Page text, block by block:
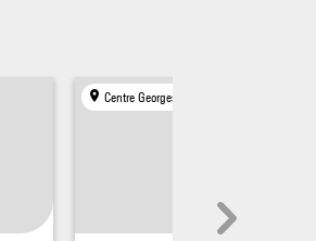
Centre Georges Pompidou, Paris